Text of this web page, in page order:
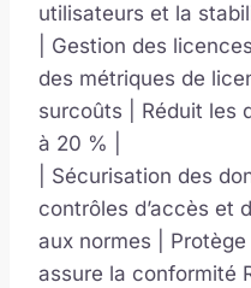
utilisateurs et la
| Gestion des
des métriques de
surcoûts | Réduit les
à 20 % |
| Sécurisation des
contrôles d’accès et
aux normes |
assure la conformité